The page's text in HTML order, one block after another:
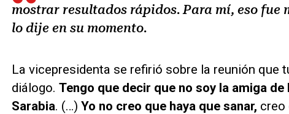
mostrar resultados rápidos. Para mí, eso fue
lo dije en su momento.
La vicepresidenta se refirió sobre la reunión que
diálogo. Tengo que decir que no soy la amiga
Sarabia. (…) Yo no creo que haya que sanar, creo